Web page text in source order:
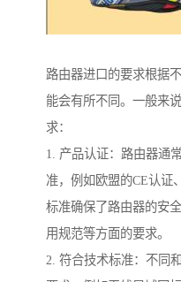
路由器进口的要求根据
能会有所不同。一般来
求：
1. 产品认证：路由器通
准，例如欧盟的CE认证
标准确保了路由器的安
用规范等方面的要求。
2. 符合技术标准：不同